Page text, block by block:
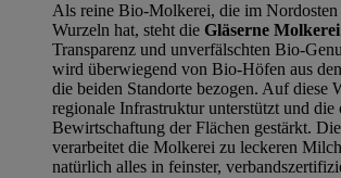
Als reine Bio-Molkerei, die im Nordosten
Wurzeln hat, steht die Gläserne Molkerei
Transparenz und unverfälschten Bio-
wird überwiegend von Bio-Höfen aus
die beiden Standorte bezogen. Auf diese
regionale Infrastruktur unterstützt und die
Bewirtschaftung der Flächen gestärkt.
verarbeitet die Molkerei zu leckeren
natürlich alles in feinster,